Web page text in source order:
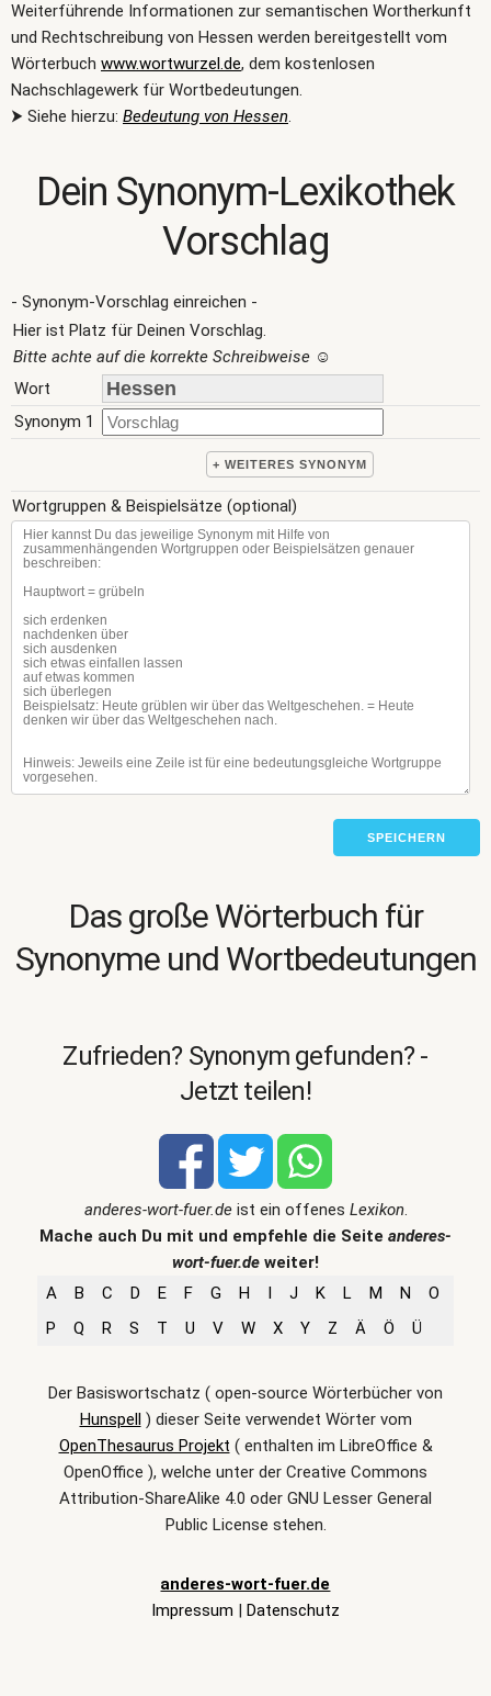
Weiterführende Informationen zur semantischen Wortherkunft
und Rechtschreibung von Hessen werden bereitgestellt vom
Wörterbuch www.wortwurzel.de, dem kostenlosen
Nachschlagewerk für Wortbedeutungen.
⮞ Siehe hierzu: Bedeutung von Hessen.
Dein Synonym-Lexikothek
Vorschlag
- Synonym-Vorschlag einreichen -
Hier ist Platz für Deinen Vorschlag.
Bitte achte auf die korrekte Schreibweise ☺
Wort
Synonym 1
+ WEITERES SYNONYM
Wortgruppen & Beispielsätze (optional)
SPEICHERN
Das große Wörterbuch für
Synonyme und Wortbedeutungen
Zufrieden? Synonym gefunden? -
Jetzt teilen!
anderes-wort-fuer.deist ein offenes Lexikon.
Mache auch Du mit und empfehle die Seite anderes-
wort-fuer.de weiter!
A
B C D E F G H I J K L M N
O
P
Q R S T U V W X Y Z Ä Ö Ü
Der Basiswortschatz ( open-source Wörterbücher von
Hunspell) dieser Seite verwendet Wörter vom
OpenThesaurus Projekt ( enthalten im LibreOffice &
OpenOffice ), welche unter der Creative Commons
Attribution-ShareAlike 4.0 oder GNU Lesser General
Public License stehen.
anderes-wort-fuer.de
Impressum | Datenschutz